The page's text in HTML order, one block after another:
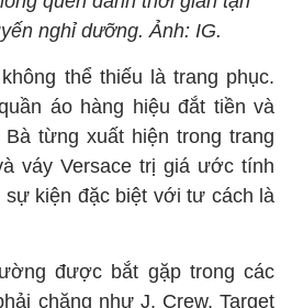
nghỉ dưỡng. Ảnh: IG.
thể thiếu là trang phục.
áo hàng hiệu đắt tiền và
từng xuất hiện trong trang
váy Versace trị giá ước tính
sự kiện đặc biệt với tư cách là
được bắt gặp trong các
chăng như J. Crew, Target